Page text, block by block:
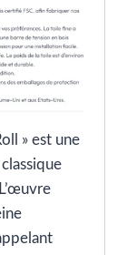
» est une